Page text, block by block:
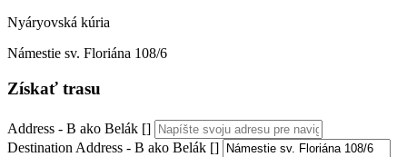
Nyáryovská kúria
Námestie sv. Floriána 108/6
Získať trasu
Address - B ako Belák []
Destination Address - B ako Belák []